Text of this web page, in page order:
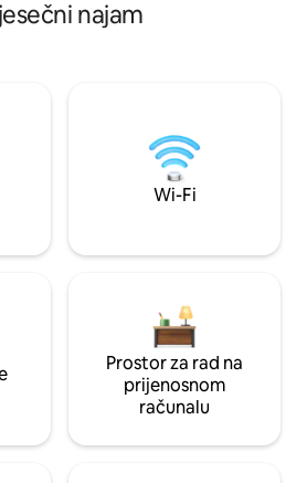
najam
Wi-Fi
Prostor za rad na
prijenosnom
računalu